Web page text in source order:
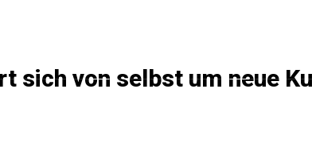
von selbst um neue